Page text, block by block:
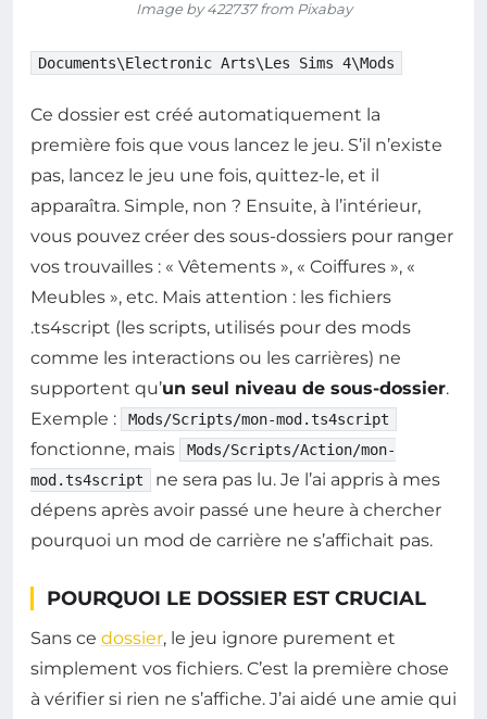
Image by 422737 from Pixabay
Documents\Electronic Arts\Les Sims 4\Mods
Ce dossier est créé automatiquement la
première fois que vous lancez le jeu. S’il n’existe
pas, lancez le jeu une fois, quittez-le, et il
apparaîtra. Simple, non ? Ensuite, à l’intérieur,
vous pouvez créer des sous-dossiers pour ranger
vos trouvailles : « Vêtements », « Coiffures », «
Meubles », etc. Mais attention : les fichiers
.ts4script (les scripts, utilisés pour des mods
comme les interactions ou les carrières) ne
supportent qu’un seul niveau de sous-dossier.
Exemple :
Mods/Scripts/mon-mod.ts4script
fonctionne, mais
Mods/Scripts/Action/mon-
mod.ts4script
ne sera pas lu. Je l’ai appris à mes
dépens après avoir passé une heure à chercher
pourquoi un mod de carrière ne s’affichait pas.
POURQUOI LE DOSSIER EST CRUCIAL
Sans ce dossier, le jeu ignore purement et
simplement vos fichiers. C’est la première chose
à vérifier si rien ne s’affiche. J’ai aidé une amie qui